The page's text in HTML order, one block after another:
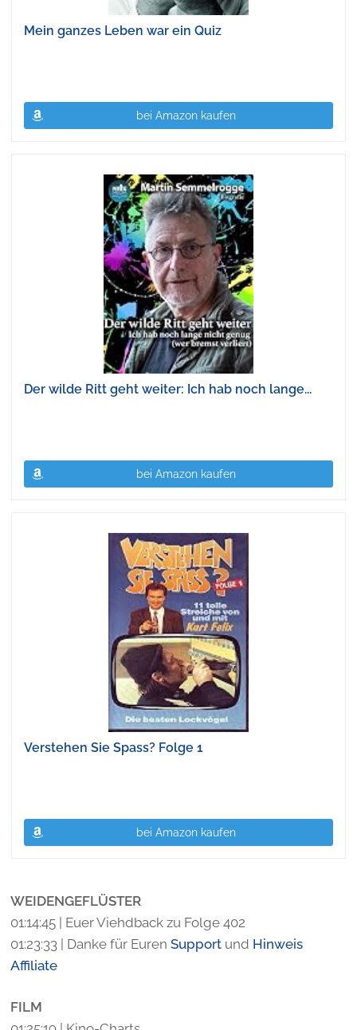
Mein ganzes Leben war ein Quiz
bei Amazon kaufen
Der wilde Ritt geht weiter: Ich hab noch lange...
bei Amazon kaufen
Verstehen Sie Spass? Folge 1
bei Amazon kaufen
WEIDENGEFLÜSTER
01:14:45 | Euer Viehdback zu Folge 402
01:23:33 | Danke für EurenSupport und Hinweis
Affiliate
FILM